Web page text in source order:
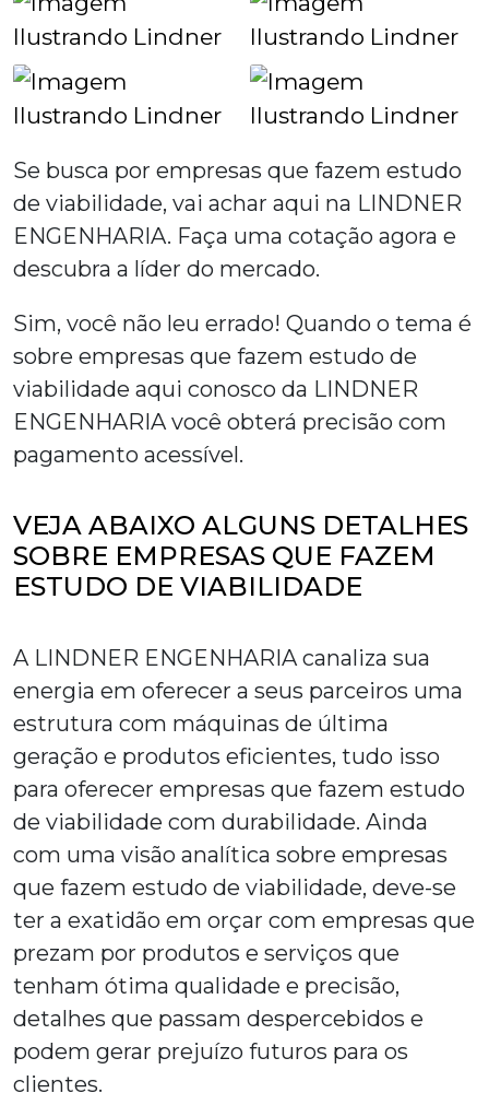
Se busca por empresas que fazem estudo
de viabilidade, vai achar aqui na LINDNER
ENGENHARIA. Faça uma cotação agora e
descubra a líder do mercado.
Sim, você não leu errado! Quando o tema é
sobre empresas que fazem estudo de
viabilidade aqui conosco da LINDNER
ENGENHARIA você obterá precisão com
pagamento acessível.
VEJA ABAIXO ALGUNS DETALHES
SOBRE EMPRESAS QUE FAZEM
ESTUDO DE VIABILIDADE
A LINDNER ENGENHARIA canaliza sua
energia em oferecer a seus parceiros uma
estrutura com máquinas de última
geração e produtos eficientes, tudo isso
para oferecer empresas que fazem estudo
de viabilidade com durabilidade. Ainda
com uma visão analítica sobre empresas
que fazem estudo de viabilidade, deve-se
ter a exatidão em orçar com empresas que
prezam por produtos e serviços que
tenham ótima qualidade e precisão,
detalhes que passam despercebidos e
podem gerar prejuízo futuros para os
clientes.